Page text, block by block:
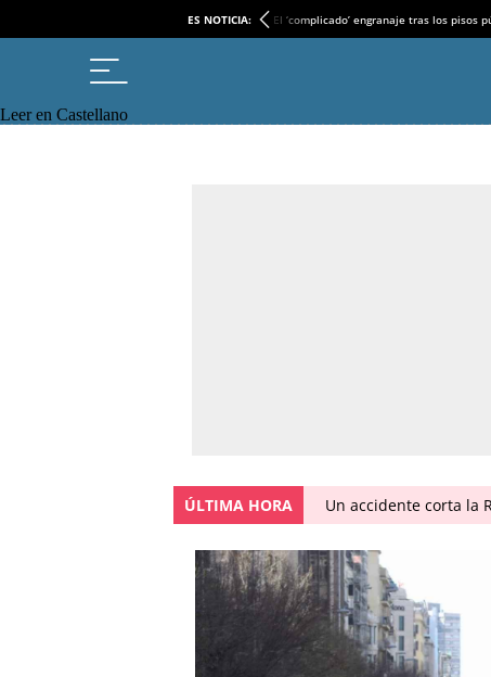
ES NOTICIA: El ‘complicado’ engranaje tras los pisos
Leer en Castellano
ÚLTIMA HORA Un accidente corta la